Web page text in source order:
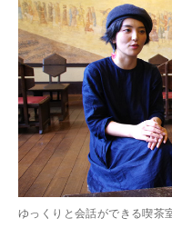
ゆっくりと会話ができる喫茶